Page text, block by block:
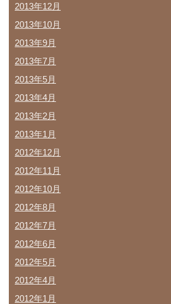
2013年12月
2013年10月
2013年9月
2013年7月
2013年5月
2013年4月
2013年2月
2013年1月
2012年12月
2012年11月
2012年10月
2012年8月
2012年7月
2012年6月
2012年5月
2012年4月
2012年1月